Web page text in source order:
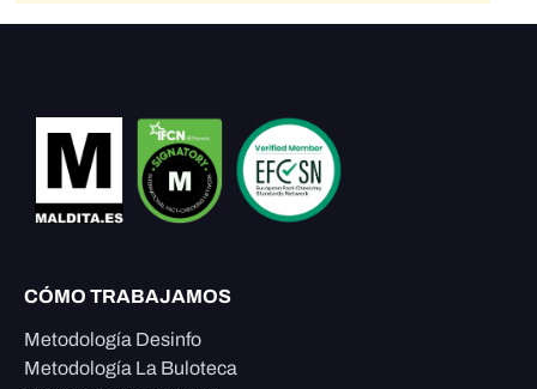
CÓMO TRABAJAMOS
Metodología Desinfo
Metodología La Buloteca